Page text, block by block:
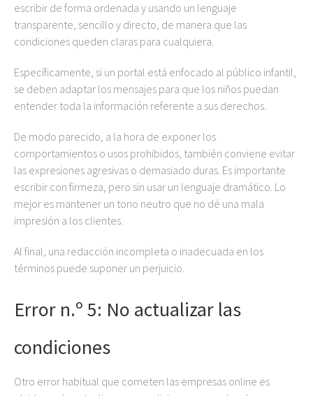
escribir de forma ordenada y usando un lenguaje
transparente, sencillo y directo, de manera que las
condiciones queden claras para cualquiera.
Específicamente, si un portal está enfocado al público infantil,
se deben adaptar los mensajes para que los niños puedan
entender toda la información referente a sus derechos.
De modo parecido, a la hora de exponer los
comportamientos o usos prohibidos, también conviene evitar
las expresiones agresivas o demasiado duras. Es importante
escribir con firmeza, pero sin usar un lenguaje dramático. Lo
mejor es mantener un tono neutro que no dé una mala
impresión a los clientes.
Al final, una redacción incompleta o inadecuada en los
términos puede suponer un perjuicio.
Error n.º 5: No actualizar las
condiciones
Otro error habitual que cometen las empresas online es